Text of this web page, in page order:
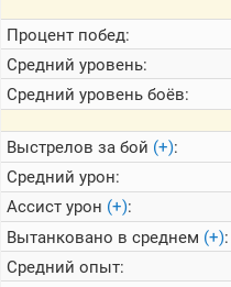
Процент побед:
Средний уровень:
Средний уровень боёв:
Выстрелов за бой (+):
Средний урон:
Ассист урон (+):
Вытанковано в среднем (+):
Средний опыт: